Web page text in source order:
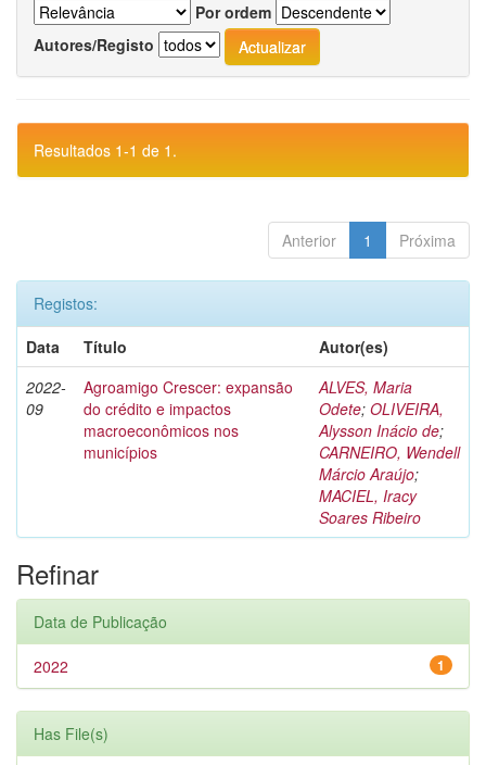
Por ordem
Autores/Registo
Resultados 1-1 de 1.
Anterior 1 Próxima
Registos:
Data
Título
Autor(es)
2022-
09
Agroamigo Crescer: expansão
do crédito e impactos
macroeconômicos nos
municípios
ALVES, Maria
Odete; OLIVEIRA,
Alysson Inácio de;
CARNEIRO, Wendell
Márcio Araújo;
MACIEL, Iracy
Soares Ribeiro
Refinar
Data de Publicação
1
2022
Has File(s)